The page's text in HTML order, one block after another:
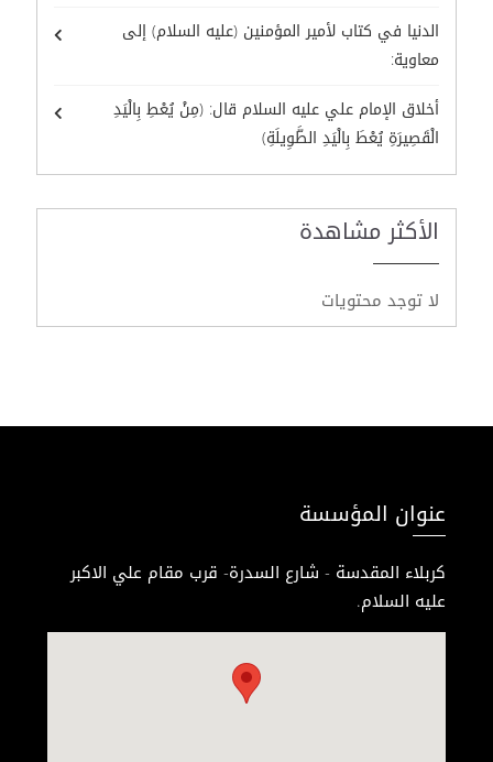
الدنيا في كتاب لأمير المؤمنين (عليه السلام) إلى
معاوية:
أخلاق الإمام علي عليه السلام قال: (مِنْ يُعْطِ بِالْيَدِ
الْقَصِيرَةِ يُعْطَ بِالْيَدِ الطَّوِيلَةِ)
الأكثر مشاهدة
لا توجد محتويات
عنوان المؤسسة
كربلاء المقدسة - شارع السدرة- قرب مقام علي الاكبر
عليه السلام.